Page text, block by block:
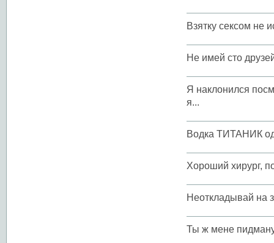
Взятку сексом не
Hе имей сто
Я наклонился
я...
Водка ТИТАНИК
Хороший хирург,
Неоткладывай на
Ты ж мене